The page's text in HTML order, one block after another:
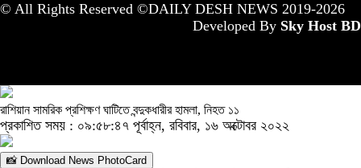
© All Rights Reserved ©DAILY DESH NEWS 2019-2026
Developed By Sky Host BD
রাশিয়ান সামরিক প্রশিক্ষণ ঘাটিতে বন্দুকধারীর হামলা, নিহত ১১
প্রকাশিত সময় : ০৯:৫৮:৪৭ পূর্বাহ্ন, রবিবার, ১৬ অক্টোবর ২০২২
📸 Download News PhotoCard